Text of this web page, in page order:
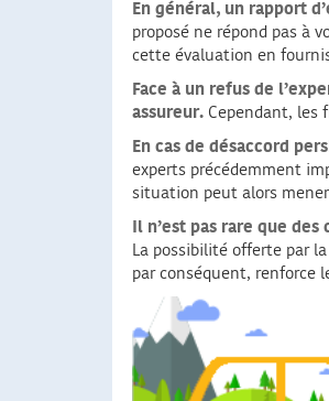
En général, un rapport
proposé ne répond pas à
cette évaluation en
Face à un refus de
assureur. Cependant, les
En cas de désaccord
experts précédemment
situation peut alors
Il n’est pas rare que
La possibilité offerte par
par conséquent, renforce